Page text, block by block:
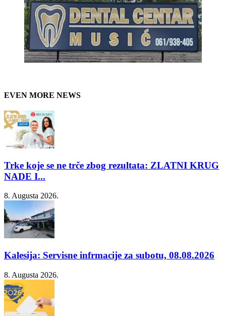
EVEN MORE NEWS
Trke koje se ne trče zbog rezultata: ZLATNI KRUG
NADE I...
8. Augusta 2026.
Kalesija: Servisne infrmacije za subotu, 08.08.2026
8. Augusta 2026.